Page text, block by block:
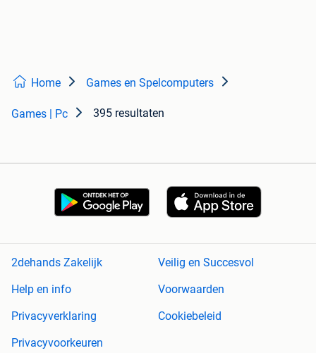
Home Games en Spelcomputers
Games | Pc 395 resultaten
2dehands Zakelijk
Veilig en Succesvol
Help en info
Voorwaarden
Privacyverklaring
Cookiebeleid
Privacyvoorkeuren